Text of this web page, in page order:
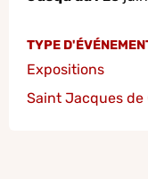
TYPE
Expositions
Saint Jacques de